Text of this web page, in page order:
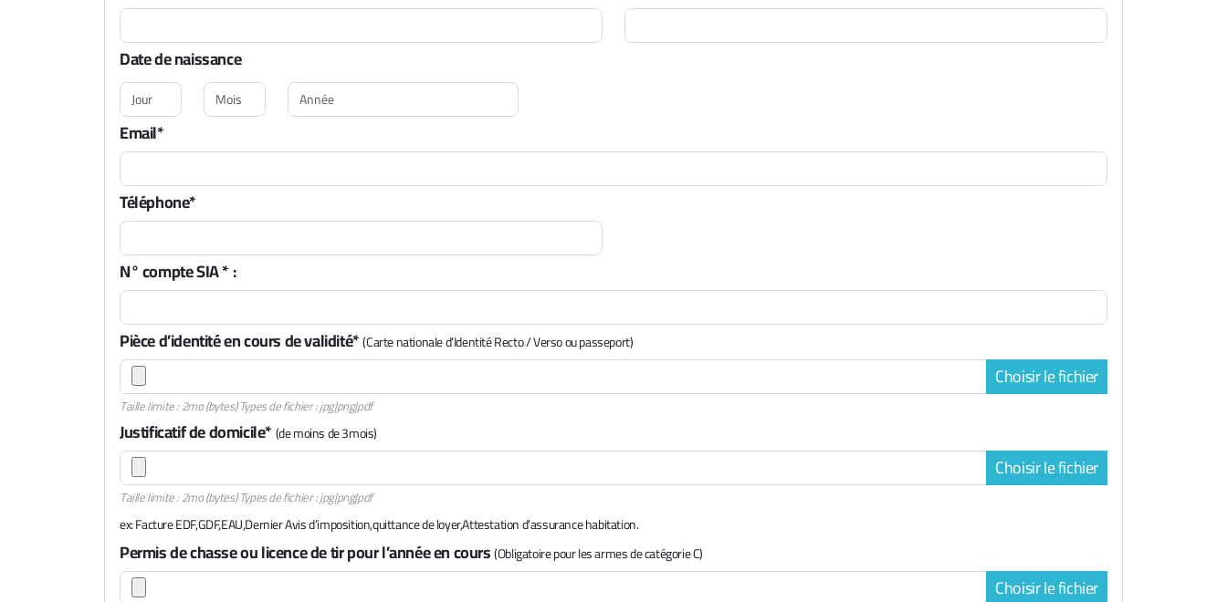
Date de naissance
Email*
Téléphone*
N° compte SIA * :
Pièce d’identité en cours de validité*(Carte nationale d’Identité Recto / Verso ou passeport)
Choisir le fichier
Taille limite : 2mo (bytes) Types de fichier : jpg|png|pdf
Justificatif de domicile* (de moins de 3mois)
Choisir le fichier
Taille limite : 2mo (bytes) Types de fichier : jpg|png|pdf
ex: Facture EDF,GDF,EAU,Dernier Avis d’imposition,quittance de loyer,Attestation d’assurance habitation.
Permis de chasse ou licence de tir pour l’année en cours(Obligatoire pour les armes de catégorie C)
Choisir le fichier